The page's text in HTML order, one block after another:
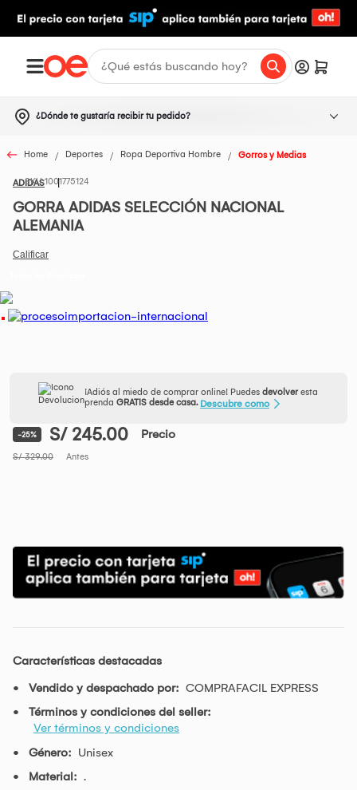
¿Dónde te gustaría recibir tu pedido?
Home Deportes Ropa Deportiva Hombre Gorros y Medias
ADIDAS1001775124
GORRA ADIDAS SELECCIÓN NACIONAL
ALEMANIA
¡Adiós al miedo de comprar online! Puedes devolveresta
prenda GRATIS desde casa. Descubre como
-25% S/ 245.00 Precio
S/ 329.00 Antes
Características destacadas
Vendido y despachado por: COMPRAFACIL EXPRESS
Términos y condiciones del seller:
Ver términos y condiciones
Género: Unisex
Material: .